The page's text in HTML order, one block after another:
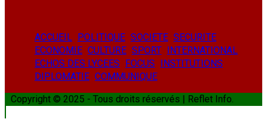
ACCUEIL POLITIQUE SOCIETE SECURITE
ECONOMIE CULTURE SPORT INTERNATIONAL
ECHOS DES LYCEES FOCUS INSTITUTIONS
DIPLOMATIE COMMUNIQUE
Copyright © 2025 - Tous droits réservés | Reflet Info.